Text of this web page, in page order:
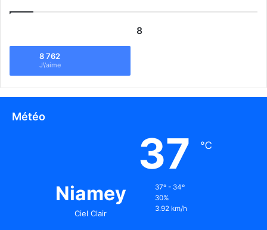
8
8 762
J\'aime
Météo
Niamey
Ciel Clair
37 ℃
37º - 34º
30%
3.92 km/h